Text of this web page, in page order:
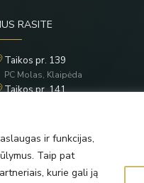
ir funkcijas,
Taip pat
kurie gali ją
RASITE
Taikos pr. 139
PC Molas, Klaipėda
Taikos pr. 141
PC Banginis, Klaipėda